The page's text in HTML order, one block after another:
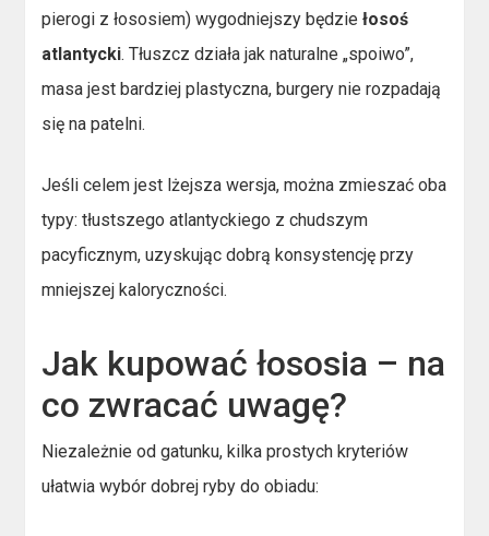
pierogi z łososiem) wygodniejszy będziełosoś
atlantycki. Tłuszcz działa jak naturalne „spoiwo”,
masa jest bardziej plastyczna, burgery nie rozpadają
się na patelni.
Jeśli celem jest lżejsza wersja, można zmieszać oba
typy: tłustszego atlantyckiego z chudszym
pacyficznym, uzyskując dobrą konsystencję przy
mniejszej kaloryczności.
Jak kupować łososia – na
co zwracać uwagę?
Niezależnie od gatunku, kilka prostych kryteriów
ułatwia wybór dobrej ryby do obiadu: